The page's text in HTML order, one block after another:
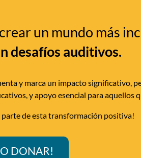
un mundo más
desafíos auditivos.
y marca un impacto significativo,
y apoyo esencial para aquellos
parte de esta transformación positiva!
DONAR!